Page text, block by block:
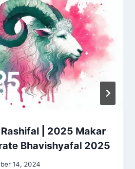
| 2025 Makar
Bhavishyafal 2025
14, 2024